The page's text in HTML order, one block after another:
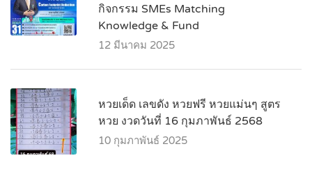
กิจกรรม SMEs Matching
Knowledge & Fund
12 มีนาคม 2025
หวยเด็ด เลขดัง หวยฟรี หวยแม่นๆ สูตร
หวย งวดวันที่ 16 กุมภาพันธ์ 2568
10 กุมภาพันธ์ 2025